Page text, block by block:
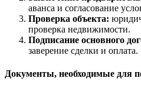
аванса и согласование
Проверка объекта:
проверка недвижимости.
Подписание основного
заверение сделки и оплата.
Документы, необходимые для